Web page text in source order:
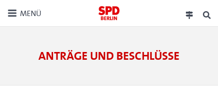
MENÜ
ANTRÄGE UND BESCHLÜSSE